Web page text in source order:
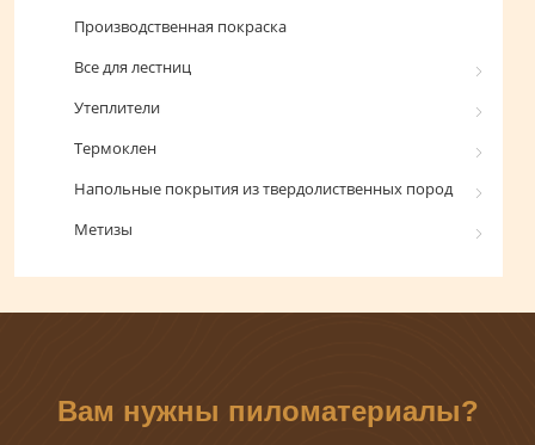
Производственная покраска
Все для лестниц
Утеплители
Термоклен
Напольные покрытия из твердолиственных пород
Метизы
Вам нужны пиломатериалы?